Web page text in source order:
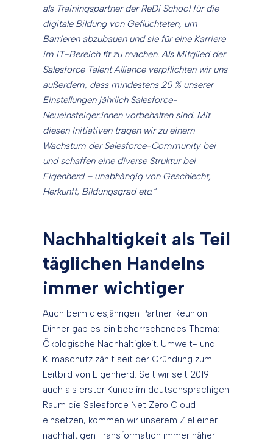
als Trainingspartner der ReDi School für die
digitale Bildung von Geflüchteten, um
Barrieren abzubauen und sie für eine Karriere
im IT-Bereich fit zu machen. Als Mitglied der
Salesforce Talent Alliance verpflichten wir uns
außerdem, dass mindestens 20 % unserer
Einstellungen jährlich Salesforce-
Neueinsteiger:innen vorbehalten sind. Mit
diesen Initiativen tragen wir zu einem
Wachstum der Salesforce-Community bei
und schaffen eine diverse Struktur bei
Eigenherd – unabhängig von Geschlecht,
Herkunft, Bildungsgrad etc.“
Nachhaltigkeit als Teil
täglichen Handelns
immer wichtiger
Auch beim diesjährigen Partner Reunion
Dinner gab es ein beherrschendes Thema:
Ökologische Nachhaltigkeit. Umwelt- und
Klimaschutz zählt seit der Gründung zum
Leitbild von Eigenherd. Seit wir seit 2019
auch als erster Kunde im deutschsprachigen
Raum die Salesforce Net Zero Cloud
einsetzen, kommen wir unserem Ziel einer
nachhaltigen Transformation immer näher.